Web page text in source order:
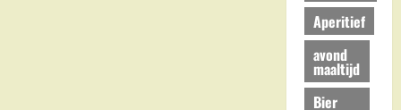
Aperitief
avond
maaltijd
Bier